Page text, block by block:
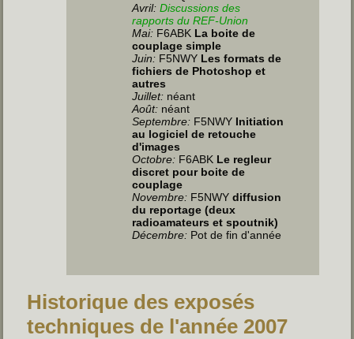
Avril: Discussions des
rapports du REF-Union
Mai: F6ABK La boite de
couplage simple
Juin: F5NWY Les formats de
fichiers de Photoshop et
autres
Juillet: néant
Août: néant
Septembre: F5NWY Initiation
au logiciel de retouche
d'images
Octobre: F6ABK Le regleur
discret pour boite de
couplage
Novembre: F5NWYdiffusion
du reportage (deux
radioamateurs et spoutnik)
Décembre: Pot de fin d'année
Historique des exposés
techniques de l'année 2007